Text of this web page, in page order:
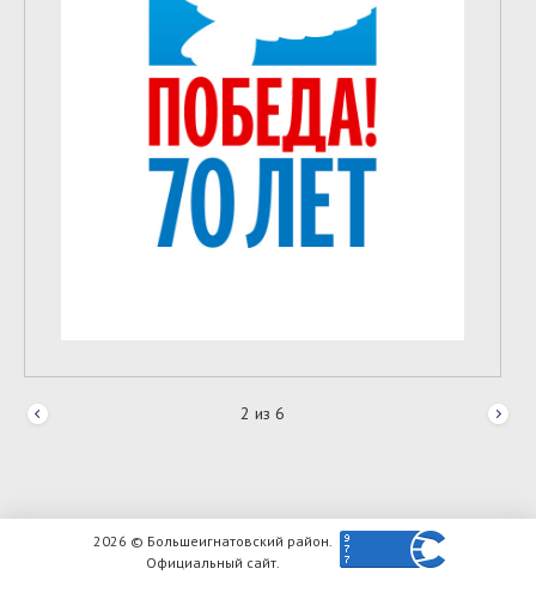
2 из 6
2026 © Большеигнатовский район.
Официальный сайт.